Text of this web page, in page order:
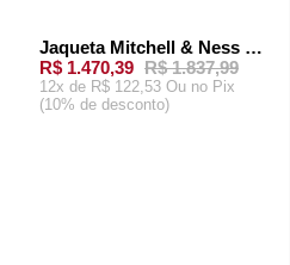
-20%
Jaqueta Mitchell & Ness NFL Lightweight Satin Jacket Vintage Logo San Francisco 49Ers Branca
R$ 1.470,39 R$ 1.837,99
12x de R$ 122,53 Ou no Pix
(10% de desconto)